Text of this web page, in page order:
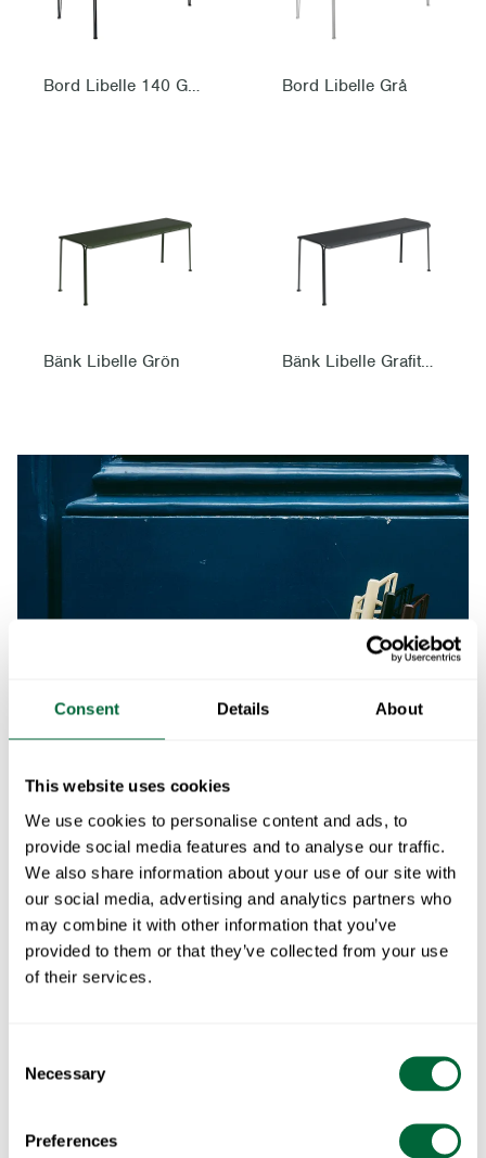
Consent Details About
This website uses cookies
We use cookies to personalise content and ads, to
provide social media features and to analyse our traffic.
We also share information about your use of our site with
our social media, advertising and analytics partners who
may combine it with other information that you’ve
provided to them or that they’ve collected from your use
of their services.
Selection
Necessary
Preferences
Bord Libelle 140 Grafitgrå Bord Libelle Grå
Bänk Libelle Grön Bänk Libelle Grafitgrå